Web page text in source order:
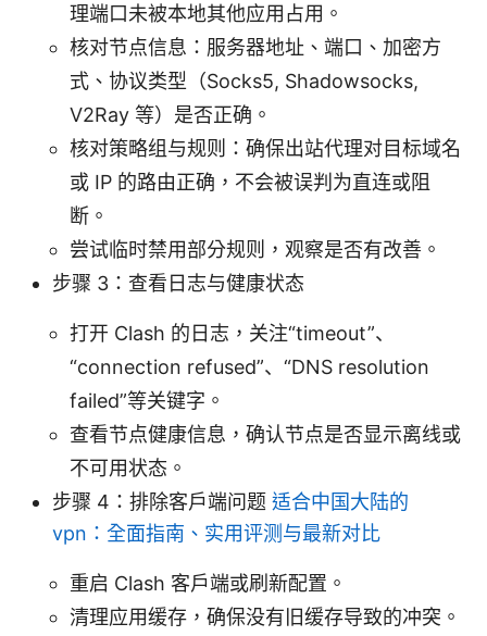
理端口未被本地其他应用占用。
核对节点信息：服务器地址、端口、加密方
式、协议类型（Socks5, Shadowsocks,
V2Ray 等）是否正确。
核对策略组与规则：确保出站代理对目标域名
或 IP 的路由正确，不会被误判为直连或阻
断。
尝试临时禁用部分规则，观察是否有改善。
步骤 3：查看日志与健康状态
打开 Clash 的日志，关注“timeout”、
“connection refused”、“DNS resolution
failed”等关键字。
查看节点健康信息，确认节点是否显示离线或
不可用状态。
步骤 4：排除客户端问题 适合中国大陆的
vpn：全面指南、实用评测与最新对比
重启 Clash 客户端或刷新配置。
清理应用缓存，确保没有旧缓存导致的冲突。